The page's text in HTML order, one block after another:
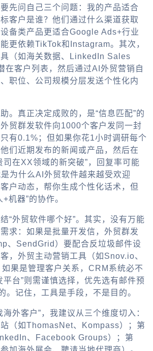
先问自己三个问题：我的产品适合
客户是谁？他们通过什么渠道获取
备类产品更适合Google Ads+行业
更依赖TikTok和Instagram。其次，
（如海关数据、LinkedIn Sales
在客户列表，然后通过AI外贸营销自
职位、公司规模分层发送个性化内
。真正决定成败的，是“信息匹配”的
贸群发软件向1000个客户发同一封
有0.1%；但如果你花1小时调研每个
们近期发布的新闻或产品，然后在
司在XX领域的新突破”，回复率可能
为什么AI外贸软件越来越受欢迎
户动态，帮你生成个性化话术，但
机器”的协作。
“外贸软件哪个好”。其实，没有万能
求：如果是批量开发信，外贸群发
、SendGrid）要配合反垃圾邮件设
，外贸主动营销工具（如Snov.io、
果是管理客户关系，CRM系统必不
平台”则需谨慎选择，优先选有邮件预
。记住，工具是手段，不是目的。
外客户”，我建议从三个维度切入：
（如ThomasNet、Kompass）；第
、Facebook Groups）；第